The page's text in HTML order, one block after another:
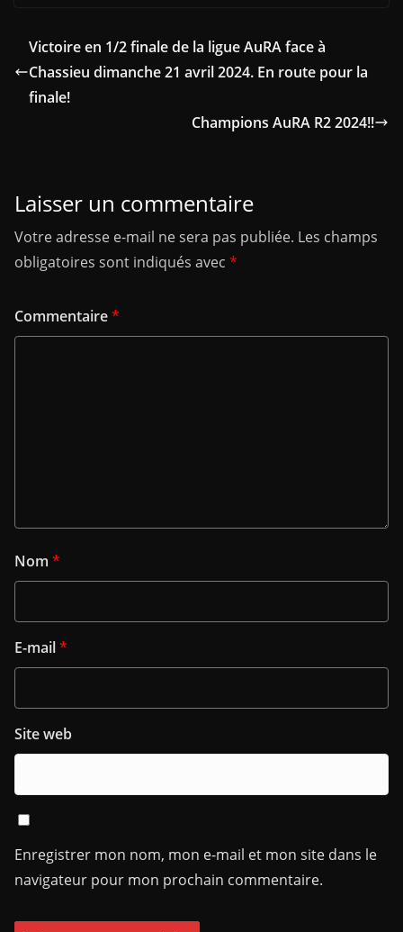
Victoire en 1/2 finale de la ligue AuRA face à
Chassieu dimanche 21 avril 2024. En route pour la
finale!
Champions AuRA R2 2024!!
Laisser un commentaire
Votre adresse e-mail ne sera pas publiée. Les champs
obligatoires sont indiqués avec *
Commentaire*
Nom *
E-mail*
Site web
Enregistrer mon nom, mon e-mail et mon site dans le
navigateur pour mon prochain commentaire.